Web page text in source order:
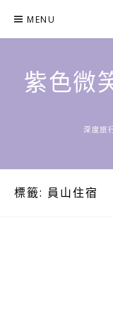
content
MENU
紫色微
深度旅
標籤: 員山住宿